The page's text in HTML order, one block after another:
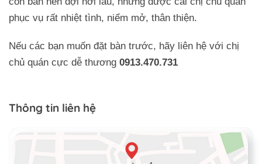
phục vụ rất nhiệt tình, niểm mở, thân thiện.
Nếu các bạn muốn đặt bàn trước, hãy liên hệ với chị
chủ quán cực dễ thương 0913.470.731
Thông tin liên hệ